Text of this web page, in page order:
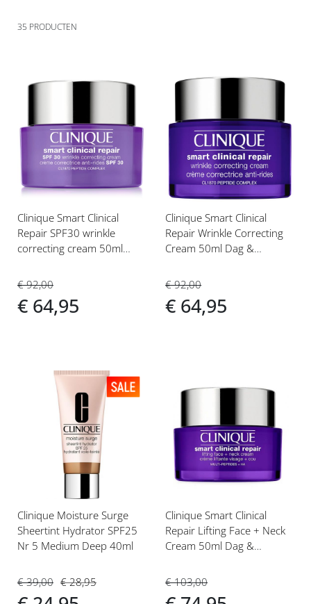
35 PRODUCTEN
toe
aan
verlanglijst
Clinique Smart Clinical
Repair SPF30 wrinkle
correcting cream 50ml
€ 92,00
€ 64,95
Voeg
toe
aan
verlanglijst
Clinique Smart Clinical
Repair Wrinkle Correcting
Cream 50ml Dag &
€ 92,00
€ 64,95
Voeg
verlanglijst
Clinique Moisture Surge
Sheertint Hydrator SPF25
Nr 5 Medium Deep 40ml
€ 39,00 € 28,95
aan
verlanglijst
Clinique Smart Clinical
Repair Lifting Face + Neck
Cream 50ml Dag &
€ 103,00